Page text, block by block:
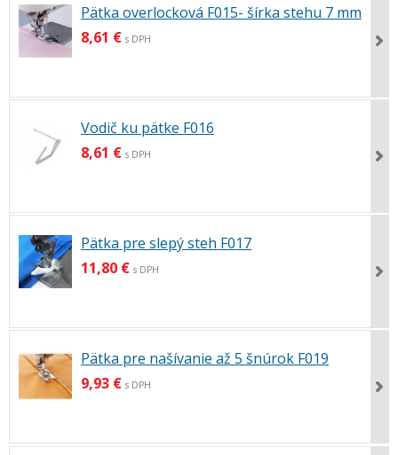
Pätka overlocková F015- šírka stehu 7 mm
8,61 € s DPH
Vodič ku pätke F016
8,61 € s DPH
Pätka pre slepý steh F017
11,80 € s DPH
Pätka pre našívanie až 5 šnúrok F019
9,93 € s DPH